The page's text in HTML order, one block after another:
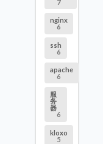
7
nginx
6
ssh
6
apache
6
服
务
器
6
kloxo
5